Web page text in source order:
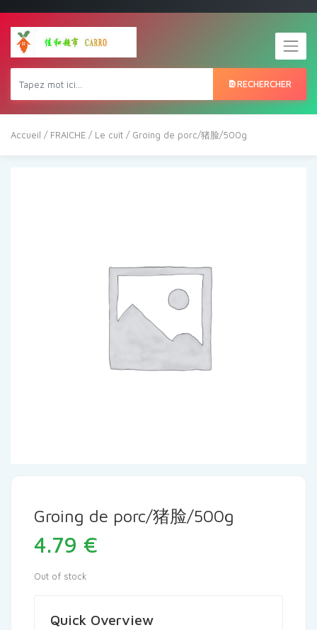
RECHERCHER
Accueil / FRAICHE / Le cuit / Groing de porc/猪脸/500g
Groing de porc/猪脸/500g
4.79 €
Out of stock
Quick Overview